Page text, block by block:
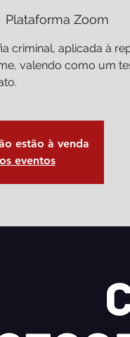
Plataforma Zoom
criminal, aplicada à
valendo como um
estão à venda
eventos